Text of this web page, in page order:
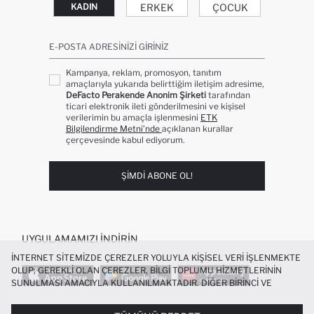
KADIN ERKEK ÇOCUK
E-POSTA ADRESINIZI GIRINIZ
Kampanya, reklam, promosyon, tanıtım
amaçlarıyla yukarıda belirttiğim iletişim adresime,
DeFacto Perakende Anonim Şirketi tarafından
ticari elektronik ileti gönderilmesini ve kişisel
verilerimin bu amaçla işlenmesini ETK
Bilgilendirme Metni’nde açıklanan kurallar
çerçevesinde kabul ediyorum.
ŞIMDI ABONE OL!
UYGULAMAMIZI İNDIRIN
İNTERNET SITEMIZDE ÇEREZLER YOLUYLA KIŞISEL VERI IŞLENMEKTE
OLUP; GEREKLI OLAN ÇEREZLER, BILGI TOPLUMU HIZMETLERININ
SUNULMASI AMACIYLA KULLANILMAKTADIR. DIĞER BIRINCI VE
DENEYIMI SUNULABILMESI, SITEMIZIN DAHA IŞLEVSEL KILINMASI VE